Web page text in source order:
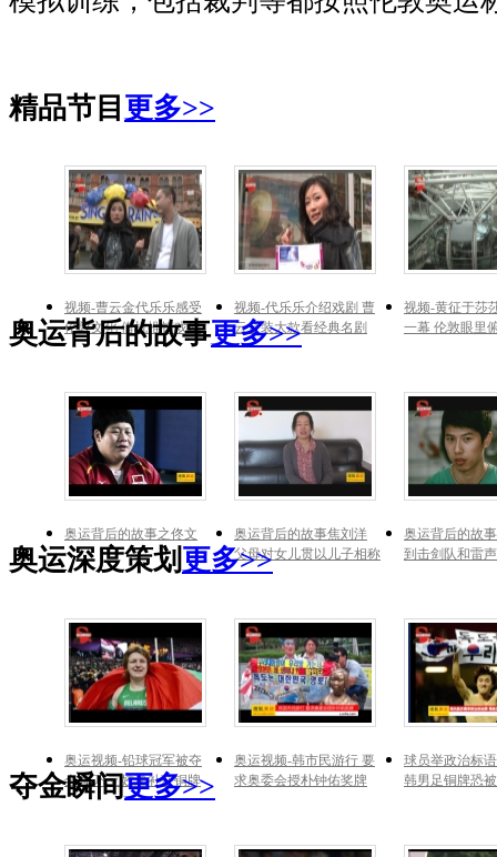
精品节目 更多>>
视频-曹云金代乐乐感受
伦敦文化 借机推销戏剧
视频-代乐乐介绍戏剧 曹
云金装大款看经典名剧
视频-黄征于莎
一幕 伦敦眼里
奥运背后的故事更多>>
奥运背后的故事之佟文
奥运背后的故事焦刘洋
父母对女儿贯以儿子相称
奥运背后的故
到击剑队和雷
奥运深度策划 更多>>
奥运视频-铅球冠军被夺
金牌 巩立姣递补获铜牌
奥运视频-韩市民游行 要
求奥委会授朴钟佑奖牌
球员举政治标
韩男足铜牌恐
夺金瞬间更多>>